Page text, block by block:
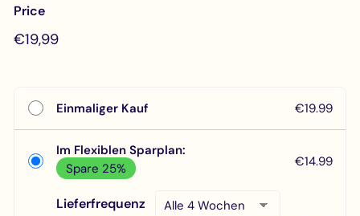
Price
Regular
€19,99€19,99
Einmaliger Kauf €19.99
Im Flexiblen Sparplan:
Spare 25%
€14.99
Lieferfrequenz